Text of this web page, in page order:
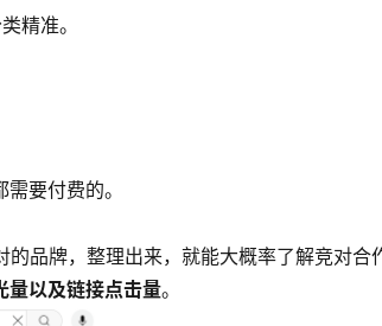
精准。
要付费的。
品牌，整理出来，就能大概率了解竞对合
量以及链接点击量。